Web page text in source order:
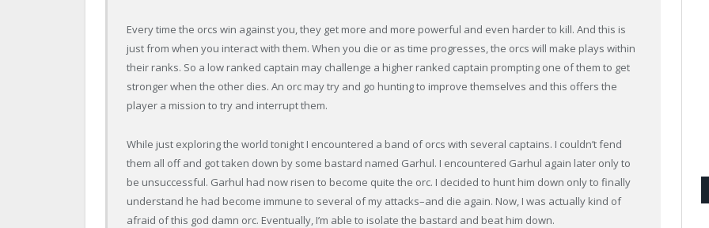
Every time the orcs win against you, they get more and more powerful and even harder to kill. And this is
just from when you interact with them. When you die or as time progresses, the orcs will make plays within
their ranks. So a low ranked captain may challenge a higher ranked captain prompting one of them to get
stronger when the other dies. An orc may try and go hunting to improve themselves and this offers the
player a mission to try and interrupt them.
While just exploring the world tonight I encountered a band of orcs with several captains. I couldn’t fend
them all off and got taken down by some bastard named Garhul. I encountered Garhul again later only to
be unsuccessful. Garhul had now risen to become quite the orc. I decided to hunt him down only to finally
understand he had become immune to several of my attacks–and die again. Now, I was actually kind of
afraid of this god damn orc. Eventually, I’m able to isolate the bastard and beat him down.